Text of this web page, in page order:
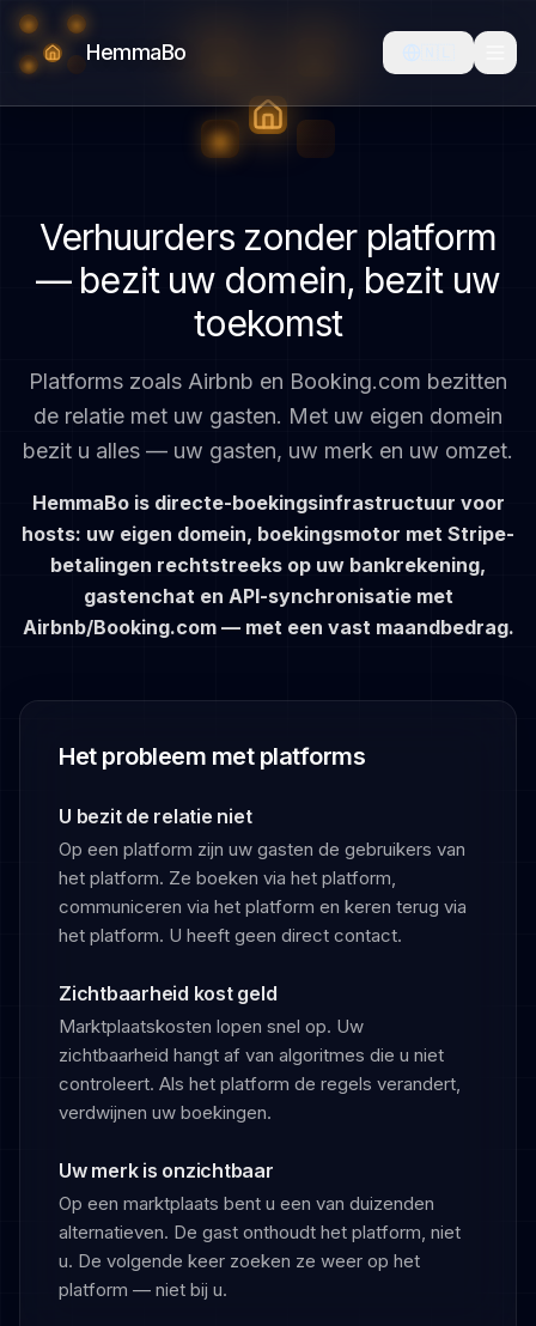
HemmaBo
Verhuurders zonder platform
— bezit uw domein, bezit uw
toekomst
Platforms zoals Airbnb en Booking.com bezitten
de relatie met uw gasten. Met uw eigen domein
bezit u alles — uw gasten, uw merk en uw omzet.
HemmaBo is directe-boekingsinfrastructuur voor
hosts: uw eigen domein, boekingsmotor met Stripe-
betalingen rechtstreeks op uw bankrekening,
gastenchat en API-synchronisatie met
Airbnb/Booking.com — met een vast maandbedrag.
Het probleem met platforms
U bezit de relatie niet
Op een platform zijn uw gasten de gebruikers van
het platform. Ze boeken via het platform,
communiceren via het platform en keren terug via
het platform. U heeft geen direct contact.
Zichtbaarheid kost geld
Marktplaatskosten lopen snel op. Uw
zichtbaarheid hangt af van algoritmes die u niet
controleert. Als het platform de regels verandert,
verdwijnen uw boekingen.
Uw merk is onzichtbaar
Op een marktplaats bent u een van duizenden
alternatieven. De gast onthoudt het platform, niet
u. De volgende keer zoeken ze weer op het
platform — niet bij u.